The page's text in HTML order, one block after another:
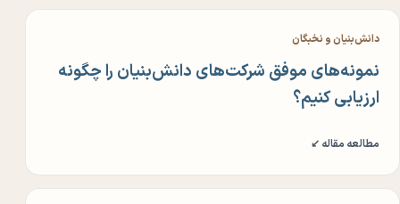
دانش‌بنیان و نخبگان
نمونه‌های موفق شرکت‌های دانش‌بنیان را چگونه
ارزیابی کنیم؟
مطالعه مقاله ↙